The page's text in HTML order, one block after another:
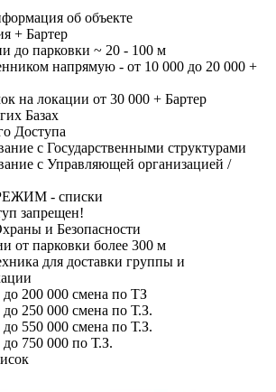
об объекте
+ Бартер
до парковки ~ 20 - 100 м
напрямую - от 10 000 до 20 000 +
на локации от 30 000 + Бартер
Базах
Доступа
с Государственными структурами
с Управляющей организацией /
- списки
запрещен!
и Безопасности
от парковки более 300 м
для доставки группы и
200 000 смена по ТЗ
250 000 смена по Т.З.
550 000 смена по Т.З.
750 000 по Т.З.